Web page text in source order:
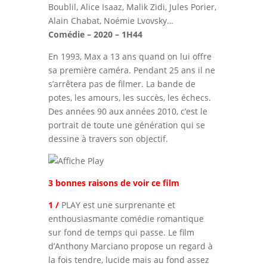
Boublil, Alice Isaaz, Malik Zidi, Jules Porier,
Alain Chabat, Noémie Lvovsky…
Comédie – 2020 – 1H44
En 1993, Max a 13 ans quand on lui offre
sa première caméra. Pendant 25 ans il ne
s’arrêtera pas de filmer. La bande de
potes, les amours, les succès, les échecs.
Des années 90 aux années 2010, c’est le
portrait de toute une génération qui se
dessine à travers son objectif.
3 bonnes raisons de voir ce film
1 /PLAY est une surprenante et
enthousiasmante comédie romantique
sur fond de temps qui passe. Le film
d’Anthony Marciano propose un regard à
la fois tendre, lucide mais au fond assez